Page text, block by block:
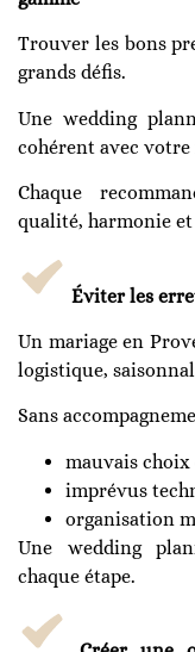
Trouver les bons
grands défis.
Une wedding
cohérent avec votre
Chaque
qualité, harmonie
Éviter les
Un mariage en
logistique,
Sans
mauvais choix
imprévus
organisation
Une wedding
chaque étape.